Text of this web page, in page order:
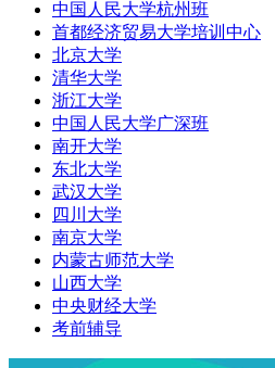
中国人民大学杭州班
首都经济贸易大学培训中心
北京大学
清华大学
浙江大学
中国人民大学广深班
南开大学
东北大学
武汉大学
四川大学
南京大学
内蒙古师范大学
山西大学
中央财经大学
考前辅导